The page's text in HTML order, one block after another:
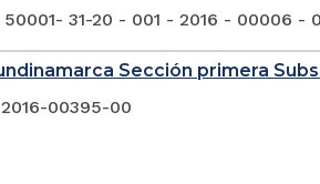
31-20 - 001 - 2016 - 00006 -
Sección primera
00395-00